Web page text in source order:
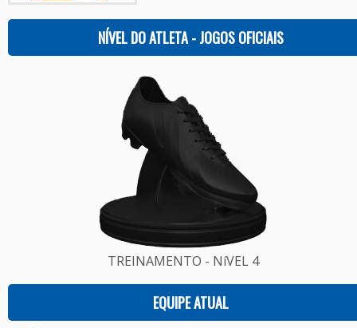
NÍVEL DO ATLETA - JOGOS OFICIAIS
TREINAMENTO - NíVEL 4
EQUIPE ATUAL